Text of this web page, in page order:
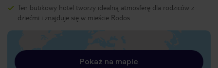
Ten butikowy hotel tworzy idealną atmosferę dla rodziców z
dziećmi i znajduje się w mieście Rodos.
Pokaż na mapie